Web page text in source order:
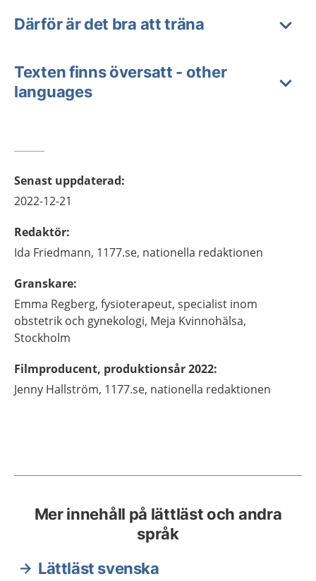
Därför är det bra att träna
Texten finns översatt - other
languages
Senast uppdaterad:
2022-12-21
Redaktör:
Ida Friedmann, 1177.se, nationella redaktionen
Granskare:
Emma Regberg, fysioterapeut, specialist inom
obstetrik och gynekologi, Meja Kvinnohälsa,
Stockholm
Filmproducent, produktionsår 2022:
Jenny Hallström, 1177.se, nationella redaktionen
Mer innehåll på lättläst och andra
språk
Lättläst svenska